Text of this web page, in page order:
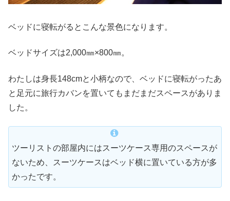
ベッドに寝転がるとこんな景色になります。
ベッドサイズは2,000㎜×800㎜。
わたしは身長148cmと小柄なので、ベッドに寝転がったあ
と足元に旅行カバンを置いてもまだまだスペースがありま
した。
ツーリストの部屋内にはスーツケース専用のスペースが
ないため、スーツケースはベッド横に置いている方が多
かったです。